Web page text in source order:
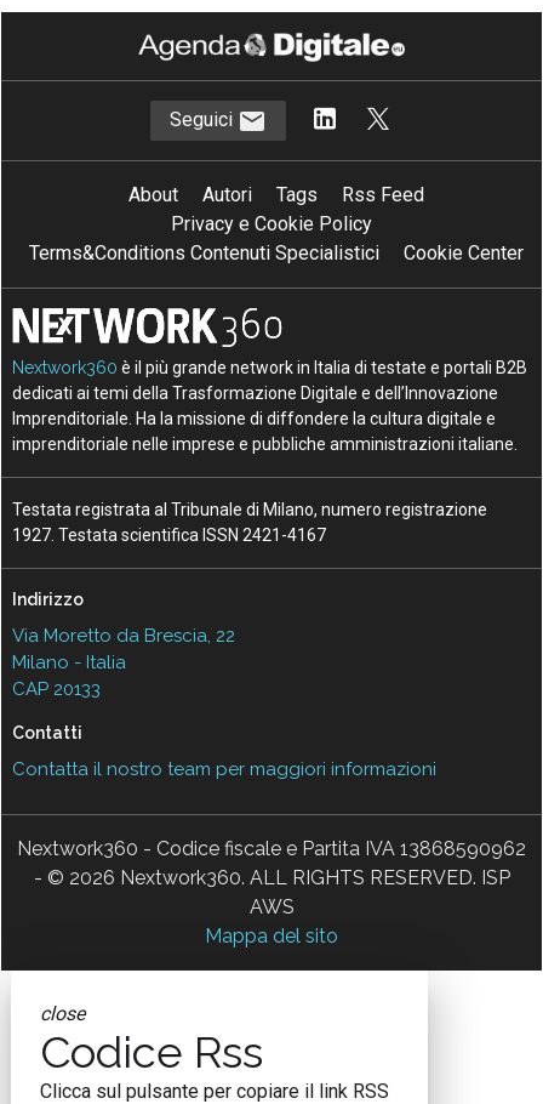
Seguici
About Autori Tags
Rss Feed
Privacy e Cookie Policy
Terms&Conditions Contenuti Specialistici
Cookie Center
Nextwork360 è il più grande network in Italia di testate e portali B2B
dedicati ai temi della Trasformazione Digitale e dell’Innovazione
Imprenditoriale. Ha la missione di diffondere la cultura digitale e
imprenditoriale nelle imprese e pubbliche amministrazioni italiane.
Testata registrata al Tribunale di Milano, numero registrazione
1927. Testata scientifica ISSN 2421-4167
Indirizzo
Via Moretto da Brescia, 22
Milano - Italia
CAP 20133
Contatti
Contatta il nostro team per maggiori informazioni
Nextwork360 - Codice fiscale e Partita IVA 13868590962
- © 2026 Nextwork360. ALL RIGHTS RESERVED. ISP
AWS
Mappa del sito
close
Codice Rss
Clicca sul pulsante per copiare il link RSS